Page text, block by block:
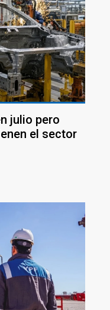
julio pero
el sector